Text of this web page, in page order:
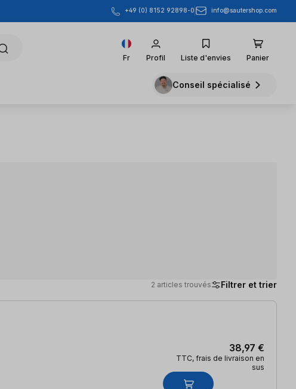
+49 (0) 8152 92898-0 info@sautershop.com
Fr Profil Liste d'envies Panier
Conseil spécialisé
2 articles trouvés Filtrer et trier
38,97 €
TTC, frais de livraison en
sus